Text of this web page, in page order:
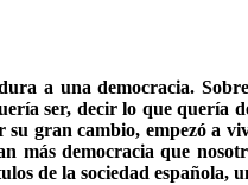
a una democracia.
ser, decir lo que
gran cambio, empezó a
más democracia que
de la sociedad española,